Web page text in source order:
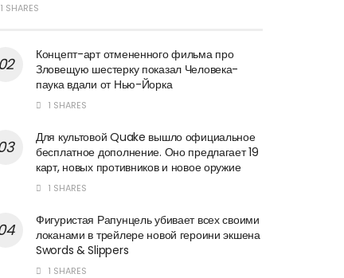
1 SHARES
Концепт-арт отмененного фильма про
Зловещую шестерку показал Человека-
паука вдали от Нью-Йорка
1 SHARES
Для культовой Quake вышло официальное
бесплатное дополнение. Оно предлагает 19
карт, новых противников и новое оружие
1 SHARES
Фигуристая Рапунцель убивает всех своими
локанами в трейлере новой героини экшена
Swords & Slippers
1 SHARES